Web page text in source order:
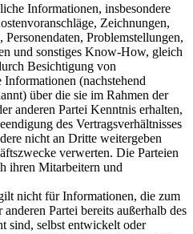
Informationen, insbesondere
Zeichnungen,
Problemstellungen,
und sonstiges Know-How, gleich
Besichtigung von
(nachstehend
über die sie im Rahmen der
anderen Partei Kenntnis erhalten,
des Vertragsverhältnisses
nicht an Dritte weitergeben
verwerten. Die Parteien
ihren Mitarbeitern und
nicht für Informationen, die zum
Partei bereits außerhalb des
sind, selbst entwickelt oder